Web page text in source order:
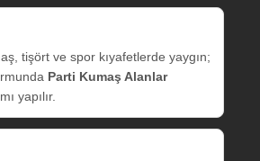
tişört ve spor kıyafetlerde yaygın;
Parti Kumaş Alanlar
yapılır.